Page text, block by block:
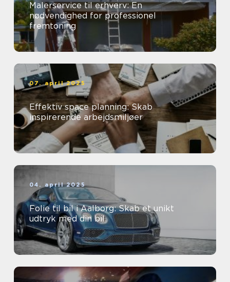
Malerservice til erhverv: En
nødvendighed for professionel
fremtoning
07. april 2025
Effektiv space planning: Skab
inspirerende arbejdsmiljøer
04. april 2025
Folie til bil i Aalborg: Skab et unikt
udtryk med din bil